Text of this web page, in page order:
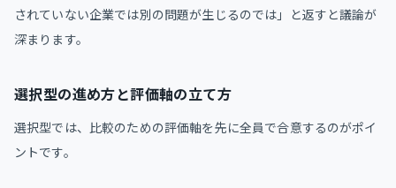
されていない企業では別の問題が生じるのでは」と返すと議論が
深まります。
選択型の進め方と評価軸の立て方
選択型では、比較のための評価軸を先に全員で合意するのがポイ
ントです。